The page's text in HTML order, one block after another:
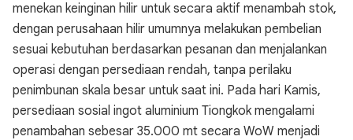
menekan keinginan hilir untuk secara aktif menambah stok,
dengan perusahaan hilir umumnya melakukan pembelian
sesuai kebutuhan berdasarkan pesanan dan menjalankan
operasi dengan persediaan rendah, tanpa perilaku
penimbunan skala besar untuk saat ini. Pada hari Kamis,
persediaan sosial ingot aluminium Tiongkok mengalami
penambahan sebesar 35.000 mt secara WoW menjadi